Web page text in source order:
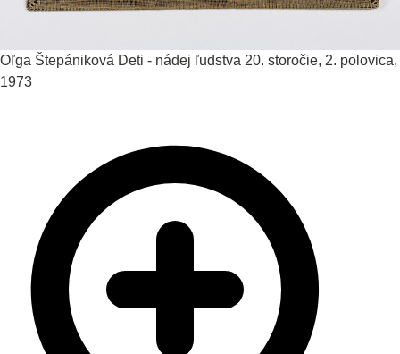
Oľga Štepániková Deti - nádej ľudstva 20. storočie, 2. polovica,
1973